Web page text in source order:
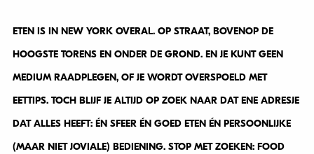
ETEN IS IN NEW YORK OVERAL. OP STRAAT, BOVENOP DE
HOOGSTE TORENS EN ONDER DE GROND. EN JE KUNT GEEN
MEDIUM RAADPLEGEN, OF JE WORDT OVERSPOELD MET
EETTIPS. TOCH BLIJF JE ALTIJD OP ZOEK NAAR DAT ENE ADRESJE
DAT ALLES HEEFT: ÉN SFEER ÉN GOED ETEN ÉN PERSOONLIJKE
(MAAR NIET JOVIALE) BEDIENING. STOP MET ZOEKEN: FOOD